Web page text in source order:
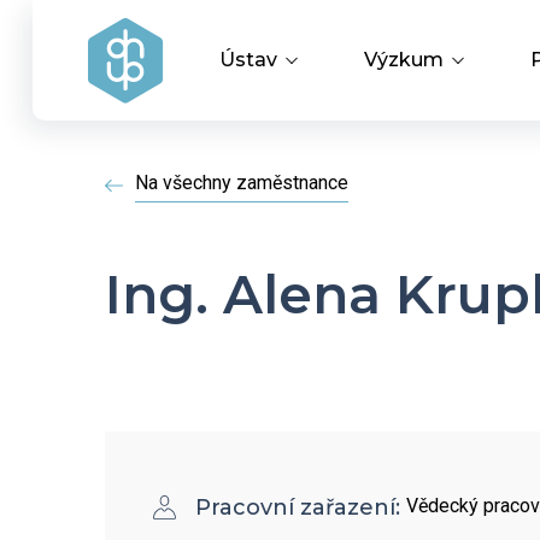
Ústav
Historie ústavu
Výzkum
Covid-19
Na všechny zaměstnance
Ing. Alena
Pracovní zařazení: Vědecký